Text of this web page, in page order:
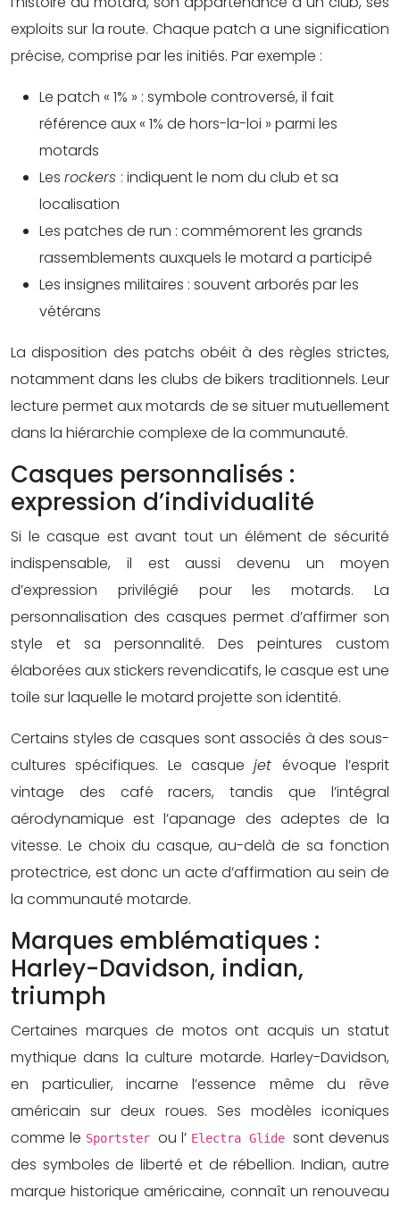
exploits sur la route. Chaque patch a une signification
précise, comprise par les initiés. Par exemple :
Le patch « 1% » : symbole controversé, il fait
référence aux « 1% de hors-la-loi » parmi les
motards
Les rockers : indiquent le nom du club et sa
localisation
Les patches de run : commémorent les grands
rassemblements auxquels le motard a participé
Les insignes militaires : souvent arborés par les
vétérans
La disposition des patchs obéit à des règles strictes,
notamment dans les clubs de bikers traditionnels. Leur
lecture permet aux motards de se situer mutuellement
dans la hiérarchie complexe de la communauté.
Casques personnalisés :
expression d’individualité
Si le casque est avant tout un élément de sécurité
indispensable, il est aussi devenu un moyen
d’expression privilégié pour les motards. La
personnalisation des casques permet d’affirmer son
style et sa personnalité. Des peintures custom
élaborées aux stickers revendicatifs, le casque est une
toile sur laquelle le motard projette son identité.
Certains styles de casques sont associés à des sous-
cultures spécifiques. Le casquejet évoque l’esprit
vintage des café racers, tandis que l’intégral
aérodynamique est l’apanage des adeptes de la
vitesse. Le choix du casque, au-delà de sa fonction
protectrice, est donc un acte d’affirmation au sein de
la communauté motarde.
Marques emblématiques :
Harley-Davidson, indian,
triumph
Certaines marques de motos ont acquis un statut
mythique dans la culture motarde. Harley-Davidson,
en particulier, incarne l’essence même du rêve
américain sur deux roues. Ses modèles iconiques
comme le Sportster ou l’ Electra Glide sont devenus
des symboles de liberté et de rébellion. Indian, autre
marque historique américaine, connaît un renouveau